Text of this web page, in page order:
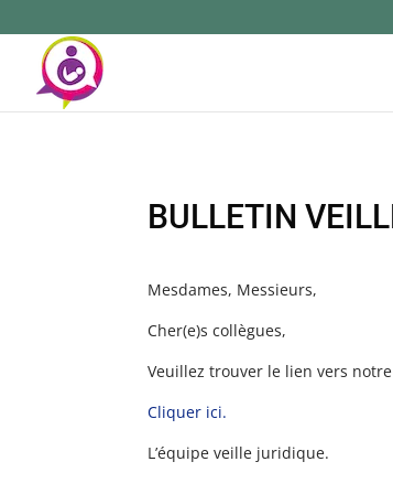
BULLETIN
Mesdames, Messieurs,
Cher(e)s collègues,
Veuillez trouver le lien vers
Cliquer ici.
L’équipe veille juridique.